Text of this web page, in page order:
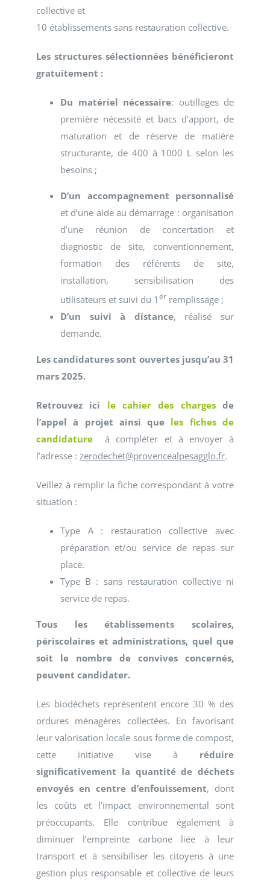
collective et
10 établissements sans restauration collective.
Les structures sélectionnées bénéficieront
gratuitement :
Du matériel nécessaire: outillages de
première nécessité et bacs d’apport, de
maturation et de réserve de matière
structurante, de 400 à 1000 L selon les
besoins ;
D’un accompagnement personnalisé
et d’une aide au démarrage : organisation
d’une réunion de concertation et
diagnostic de site, conventionnement,
formation des référents de site,
installation, sensibilisation des
utilisateurs et suivi du 1er remplissage ;
D’un suivi à distance, réalisé sur
demande.
Les candidatures sont ouvertes jusqu’au 31
mars 2025.
Retrouvez ici le cahier des chargesde
l’appel à projet ainsi que les fiches de
candidature
à compléter et à envoyer à
l’adresse : zerodechet@provencealpesagglo.fr.
Veillez à remplir la fiche correspondant à votre
situation :
Type A : restauration collective avec
préparation et/ou service de repas sur
place.
Type B : sans restauration collective ni
service de repas.
Tous les établissements scolaires,
périscolaires et administrations, quel que
soit le nombre de convives concernés,
peuvent candidater.
Les biodéchets représentent encore 30 % des
ordures ménagères collectées. En favorisant
leur valorisation locale sous forme de compost,
cette initiative vise à réduire
significativement la quantité de déchets
envoyés en centre d’enfouissement, dont
les coûts et l’impact environnemental sont
préoccupants. Elle contribue également à
diminuer l’empreinte carbone liée à leur
transport et à sensibiliser les citoyens à une
gestion plus responsable et collective de leurs